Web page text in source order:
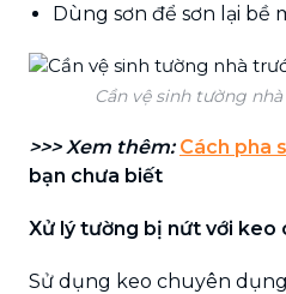
Dùng sơn để sơn lại bề
Cần vệ sinh tường
>>> Xem thêm: Cách pha
bạn chưa biết
Xử lý tường bị nứt với keo
Sử dụng keo chuyên